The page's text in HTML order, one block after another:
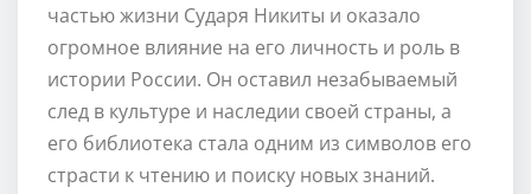
частью жизни Сударя Никиты и оказало
огромное влияние на его личность и роль в
истории России. Он оставил незабываемый
след в культуре и наследии своей страны, а
его библиотека стала одним из символов его
страсти к чтению и поиску новых знаний.